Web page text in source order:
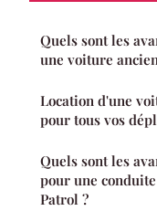
Quels sont les
une voiture
Location d'une
pour tous vos
Quels sont les
pour une
Patrol ?